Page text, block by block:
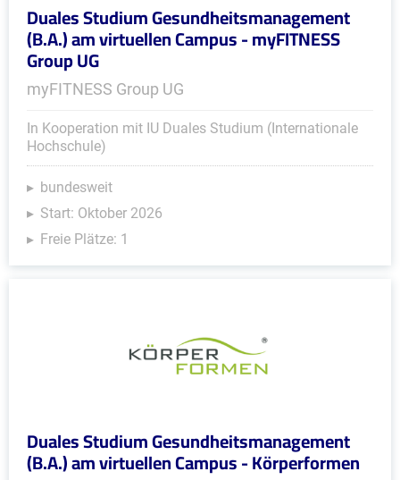
Duales Studium Gesundheitsmanagement
(B.A.) am virtuellen Campus - myFITNESS
Group UG
myFITNESS Group UG
In Kooperation mit IU Duales Studium (Internationale
Hochschule)
bundesweit
Start: Oktober 2026
Freie Plätze: 1
Duales Studium Gesundheitsmanagement
(B.A.) am virtuellen Campus - Körperformen